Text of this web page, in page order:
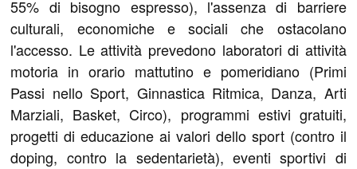
55% di bisogno espresso), l'assenza di barriere
culturali, economiche e sociali che ostacolano
l'accesso. Le attività prevedono laboratori di attività
motoria in orario mattutino e pomeridiano (Primi
Passi nello Sport, Ginnastica Ritmica, Danza, Arti
Marziali, Basket, Circo), programmi estivi gratuiti,
progetti di educazione ai valori dello sport (contro il
doping, contro la sedentarietà), eventi sportivi di